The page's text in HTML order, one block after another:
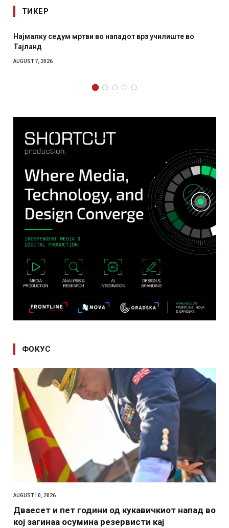
ТИКЕР
нападот врз училиште во
СОЗИС: Украинците
ФОКУС
AUGUST 10, 2026
Дваесет и пет години од кукавичкиот напад во
кој загинаа осумина резервисти кај